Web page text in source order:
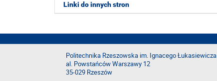
Linki do innych stron
Politechnika Rzeszowska im. Ignacego Łukasiewicza
al. Powstańców Warszawy 12
35-029 Rzeszów